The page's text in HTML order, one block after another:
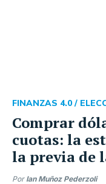
Comprar
cuotas: la
la previa de
FINANZAS 4.0 /
Por Ian Muñoz Pederzoli